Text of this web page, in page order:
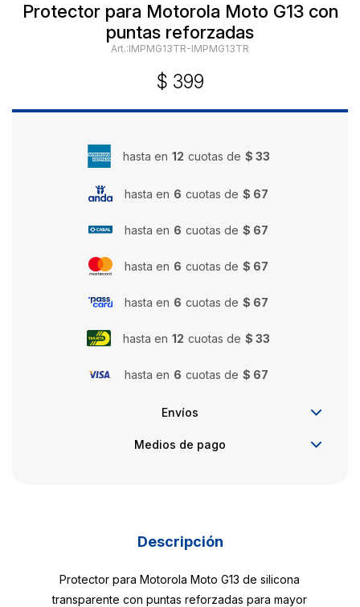
Protector para Motorola Moto G13 con
puntas reforzadas
IMPMG13TR-IMPMG13TR
$ 399
hasta en 12 cuotas de $ 33
hasta en 6 cuotas de $ 67
hasta en 6 cuotas de $ 67
hasta en 6 cuotas de $ 67
hasta en 6 cuotas de $ 67
hasta en 12 cuotas de $ 33
hasta en 6 cuotas de $ 67
Envíos
Medios de pago
Descripción
Protector para Motorola Moto G13 de silicona
transparente con puntas reforzadas para mayor